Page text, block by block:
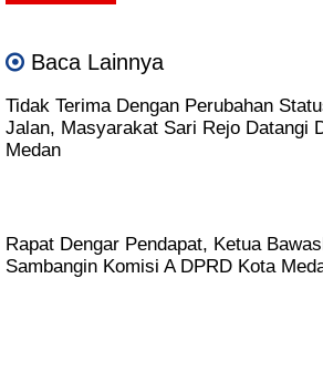
Baca Lainnya
Tidak Terima Dengan Perubahan
Jalan, Masyarakat Sari Rejo Datangi
Medan
Rapat Dengar Pendapat, Ketua
Sambangin Komisi A DPRD Kota